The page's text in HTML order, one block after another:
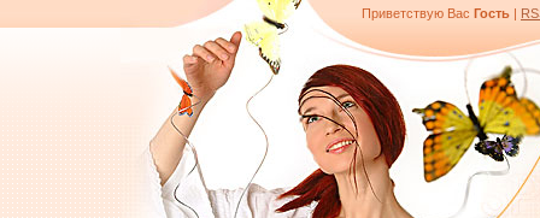
Приветствую Вас Гость |